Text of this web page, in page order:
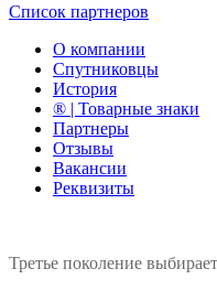
Список партнеров
О компании
Спутниковцы
История
® | Товарные знаки
Партнеры
Отзывы
Вакансии
Реквизиты
Третье поколение